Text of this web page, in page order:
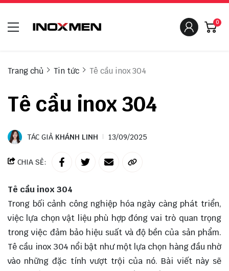
0
Trang chủ Tin tức Tê cầu inox 304
Tê cầu inox 304
TÁC GIẢ KHÁNH LINH 13/09/2025
CHIA SẺ:
Tê cầu inox 304
Trong bối cảnh công nghiệp hóa ngày càng phát triển,
việc lựa chọn vật liệu phù hợp đóng vai trò quan trọng
trong việc đảm bảo hiệu suất và độ bền của sản phẩm.
Tê cầu inox 304 nổi bật như một lựa chọn hàng đầu nhờ
vào những đặc tính vượt trội của nó. Bài viết này sẽ